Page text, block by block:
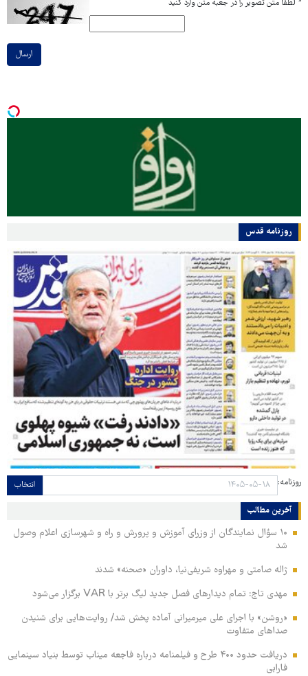
* لطفا متن تصویر را در جعبه متن وارد کنید
ارسال
روزنامه قدس
روزنامه: انتخاب
آخرین مطالب
۱۰ سؤال نمایندگان از وزرای آموزش و پرورش و راه و شهرسازی اعلام وصول
شد
ژاله صامتی و مهراوه شریفی‌نیا، داوران «صحنه» شدند
مهدی تاج: تمام دیدارهای فصل جدید لیگ برتر با VAR برگزار می‌شود
«روشن» با اجرای علی میرمیرانی آماده پخش شد/ روایت‌هایی برای شنیدن
صداهای متفاوت
دریافت حدود ۴۰۰ طرح و فیلمنامه درباره فاجعه میناب توسط بنیاد سینمایی
فارابی